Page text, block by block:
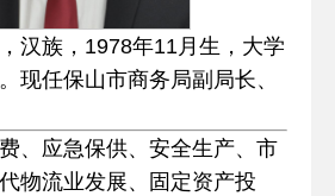
汉族，1978年11月生，大学
现任保山市商务局副局长、
、应急保供、安全生产、市
物流业发展、固定资产投